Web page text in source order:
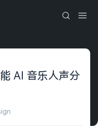
AI 音乐人声分